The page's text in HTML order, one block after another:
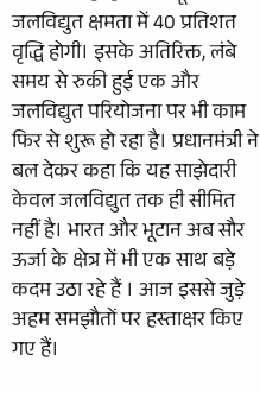
जलविद्युत क्षमता में 40 प्रतिशत
वृद्धि होगी। इसके अतिरिक्त, लंबे
समय से रुकी हुई एक और
जलविद्युत परियोजना पर भी काम
फिर से शुरू हो रहा है। प्रधानमंत्री ने
बल देकर कहा कि यह साझेदारी
केवल जलविद्युत तक ही सीमित
नहीं है। भारत और भूटान अब सौर
ऊर्जा के क्षेत्र में भी एक साथ बड़े
कदम उठा रहे हैं । आज इससे जुड़े
अहम समझौतों पर हस्ताक्षर किए
गए हैं।